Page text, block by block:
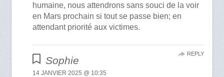
humaine, nous attendrons sans souci de la voir
en Mars prochain si tout se passe bien; en
attendant priorité aux victimes.
Sophie
14 JANVIER 2025 @ 10:35
REPLY